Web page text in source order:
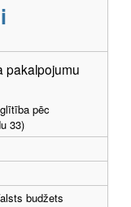
pakalpojumu
pēc
33)
budžets